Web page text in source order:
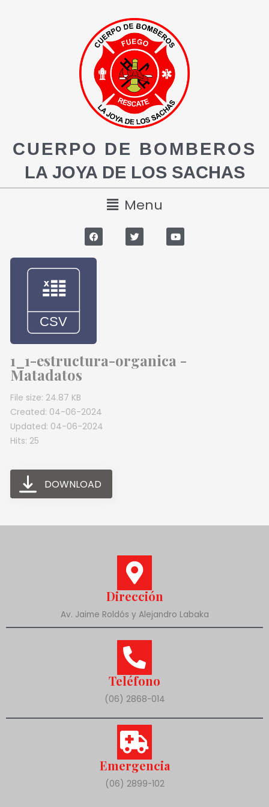
CUERPO DE BOMBEROS
LA JOYA DE LOS SACHAS
Menu
1_1-estructura-organica -
Matadatos
File size: 24.87 KB
Created: 04-06-2024
Updated: 04-06-2024
Hits: 25
DOWNLOAD
Dirección
Av. Jaime Roldós y Alejandro Labaka
Teléfono
(06) 2868-014
Emergencia
(06) 2899-102